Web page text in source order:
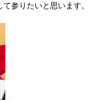
参りたいと思います。